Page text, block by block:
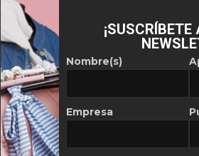
¡SUSCRÍBETE
Nombre(s)
Empresa